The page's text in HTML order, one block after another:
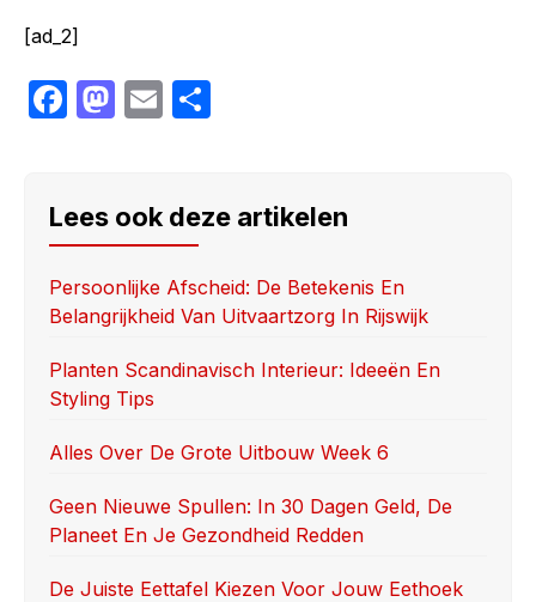
[ad_2]
F
e
b
o
o
k
M
o
d
o
n
E
e
Lees ook deze artikelen
Persoonlijke Afscheid: De Betekenis En
Belangrijkheid Van Uitvaartzorg In Rijswijk
Planten Scandinavisch Interieur: Ideeën En
Styling Tips
Alles Over De Grote Uitbouw Week 6
Geen Nieuwe Spullen: In 30 Dagen Geld, De
Planeet En Je Gezondheid Redden
De Juiste Eettafel Kiezen Voor Jouw Eethoek